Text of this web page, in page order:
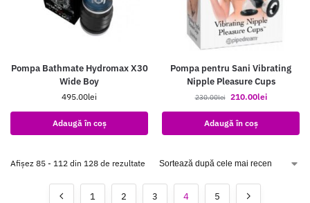
Pompa Bathmate Hydromax X30
Wide Boy
495.00lei
Adaugă în coș
Pompa pentru Sani Vibrating
Nipple Pleasure Cups
230.00lei 210.00lei
Adaugă în coș
Afișez 85 - 112 din 128 de rezultate
1 2 3 4 5